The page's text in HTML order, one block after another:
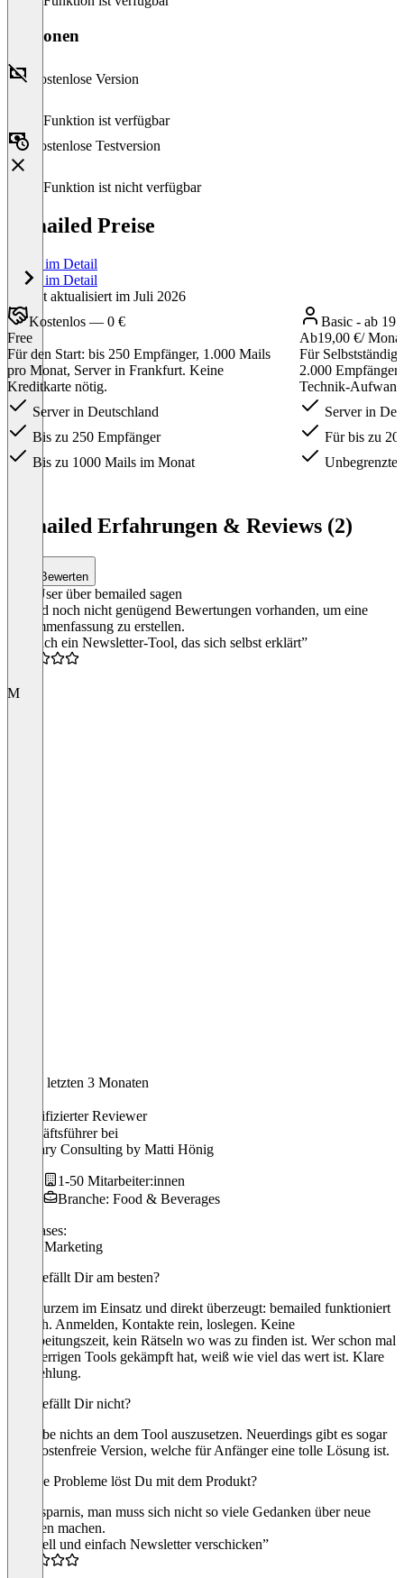
Versionen
Kostenlose Version
Diese Funktion ist verfügbar
Kostenlose Testversion
Diese Funktion ist nicht verfügbar
bemailed Preise
Preise im Detail
Preise im Detail
Zuletzt aktualisiert im Juli 2026
Kostenlos — 0 €
Free
Für den Start: bis 250 Empfänger, 1.000 Mails
pro Monat, Server in Frankfurt. Keine
Kreditkarte nötig.
Server in Deutschland
Bis zu 250 Empfänger
Bis zu 1000 Mails im Monat
Basic - ab 19
Ab19,00 €/ Monat
Für
2.000
Technik-
Server in
Für bis zu
Unbegrenzte
bemailed Erfahrungen & Reviews (2)
Bewerten
Was User über bemailed sagen
Es sind noch nicht genügend Bewertungen vorhanden, um eine
Zusammenfassung zu erstellen.
“Endlich ein Newsletter-Tool, das sich selbst erklärt”
M
In den letzten 3 Monaten
Verifizierter Reviewer
Geschäftsführerbei
Culinary Consulting by Matti Hönig
1-50 Mitarbeiter:innen
Branche: Food & Beverages
Use cases:
Email Marketing
Was gefällt Dir am besten?
Seit Kurzem im Einsatz und direkt überzeugt: bemailed funktioniert
einfach. Anmelden, Kontakte rein, loslegen. Keine
Einarbeitungszeit, kein Rätseln wo was zu finden ist. Wer schon mal
mit sperrigen Tools gekämpft hat, weiß wie viel das wert ist. Klare
Empfehlung.
Was gefällt Dir nicht?
Ich habe nichts an dem Tool auszusetzen. Neuerdings gibt es sogar
eine kostenfreie Version, welche für Anfänger eine tolle Lösung ist.
Welche Probleme löst Du mit dem Produkt?
Zeitersparnis, man muss sich nicht so viele Gedanken über neue
Themen machen.
“Schnell und einfach Newsletter verschicken”